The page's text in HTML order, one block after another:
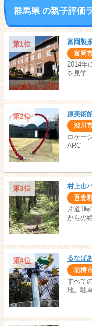
群馬県 の親子評価
第1位 富岡製
富岡
2014年
を見学
第2位 原美術
渋川
ロケー
ARC
第3位 村上山
吾妻
片道1
からの
第4位 るなぱ
前橋
すべて
地。駐